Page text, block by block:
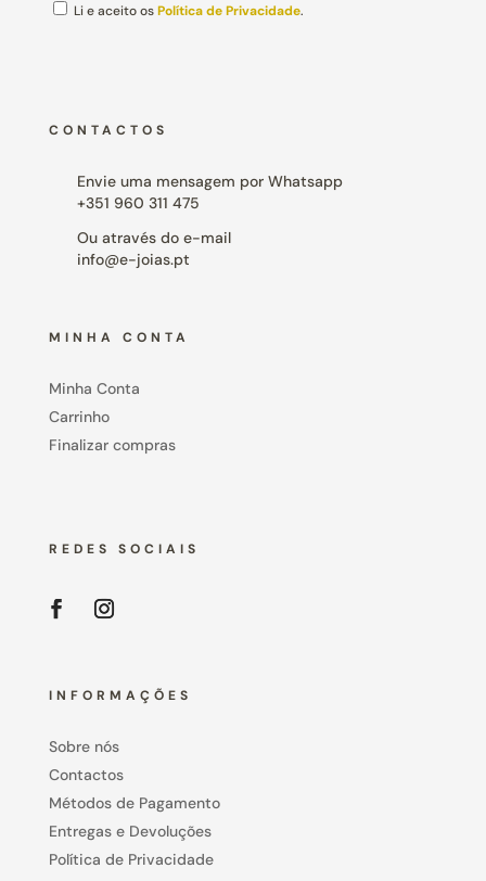
Li e aceito osPolítica de Privacidade.
CONTACTOS
Envie uma mensagem por Whatsapp
+351 960 311 475
Ou através do e-mail
info@e-joias.pt
MINHA CONTA
Minha Conta
Carrinho
Finalizar compras
REDES SOCIAIS
INFORMAÇÕES
Sobre nós
Contactos
Métodos de Pagamento
Entregas e Devoluções
Política de Privacidade